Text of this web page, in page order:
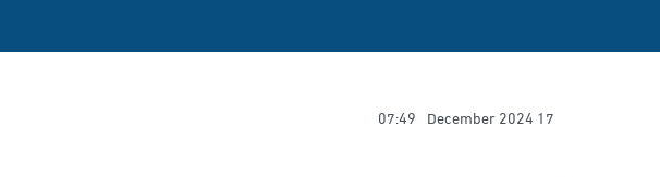
17 December 2024
07:49